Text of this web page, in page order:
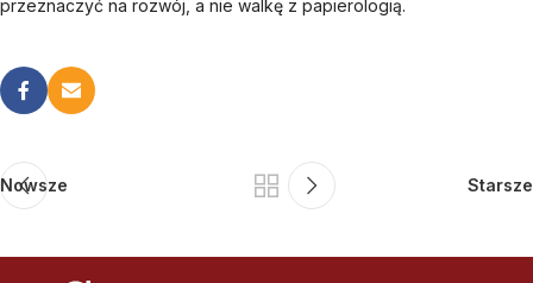
przeznaczyć na rozwój, a nie walkę z papierologią.
Nowsze Starsze